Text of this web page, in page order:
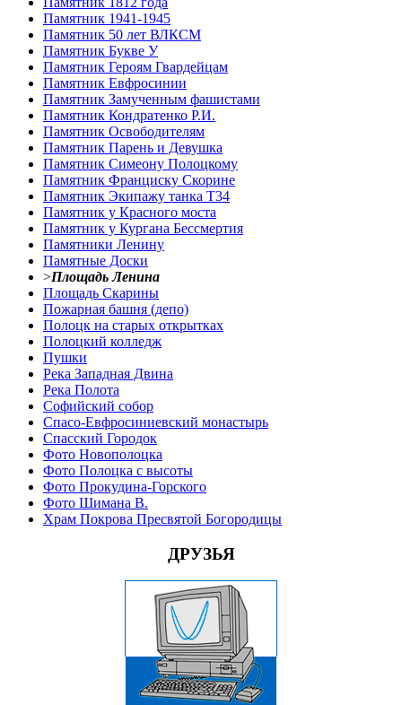
Памятник 1941-1945
Памятник 50 лет ВЛКСМ
Памятник Букве У
Памятник Героям Гвардейцам
Памятник Евфросинии
Памятник Замученным фашистами
Памятник Кондратенко Р.И.
Памятник Освободителям
Памятник Парень и Девушка
Памятник Симеону Полоцкому
Памятник Франциску Скорине
Памятник Экипажу танка Т34
Памятник у Красного моста
Памятник у Кургана Бессмертия
Памятники Ленину
Памятные Доски
>Площадь Ленина
Площадь Скарины
Пожарная башня (депо)
Полоцк на старых открытках
Полоцкий колледж
Пушки
Река Западная Двина
Река Полота
Софийский собор
Спасо-Евфросиниевский монастырь
Спасский Городок
Фото Новополоцка
Фото Полоцка с высоты
Фото Прокудина-Горского
Фото Шимана В.
Храм Покрова Пресвятой Богородицы
ДРУЗЬЯ